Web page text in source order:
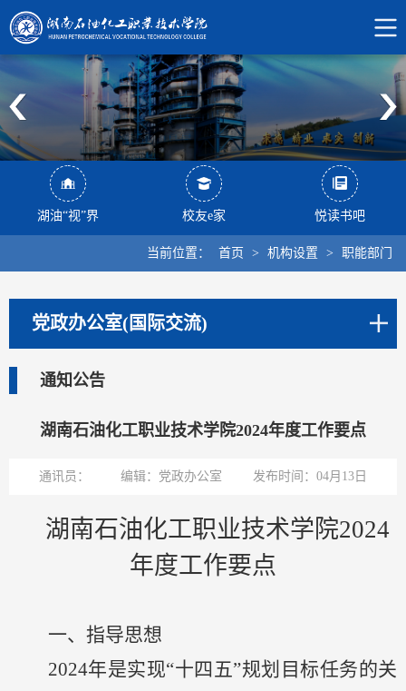
湖油“视”界 校友e家 悦读书吧
当前位置： 首页 > 机构设置 > 职能部门
党政办公室(国际交流)
通知公告
湖南石油化工职业技术学院2024年度工作要点
通讯员： 编辑：党政办公室 发布时间：04月13日
湖南石油化工职业技术学院2024
年度工作要点
一、指导思想
2024年是实现“十四五”规划目标任务的关